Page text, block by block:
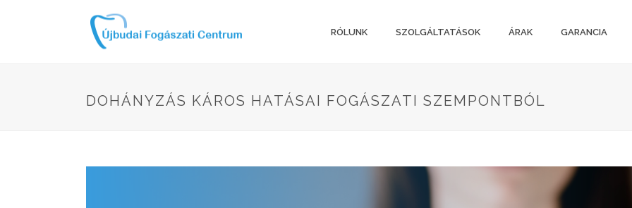
RÓLUNK SZOLGÁLTATÁSOK ÁRAK GARANCIA
DOHÁNYZÁS KÁROS HATÁSAI FOGÁSZATI SZEMPONTBÓL